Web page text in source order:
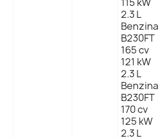
2.3 L
Benzina
B230FT
165 cv
121 kW
2.3 L
Benzina
B230FT
170 cv
125 kW
2.3 L